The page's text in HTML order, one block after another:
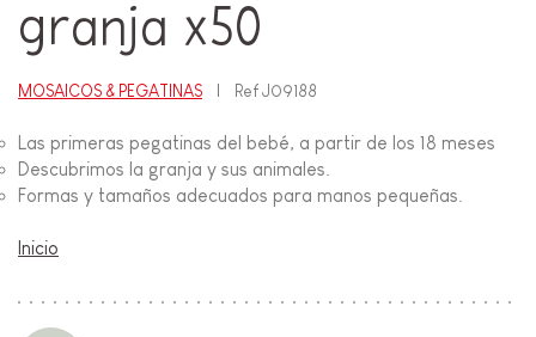
granja x50
MOSAICOS & PEGATINAS RefJ09188
Las primeras pegatinas del bebé, a partir de los 18 meses
Descubrimos la granja y sus animales.
Formas y tamaños adecuados para manos pequeñas.
Inicio